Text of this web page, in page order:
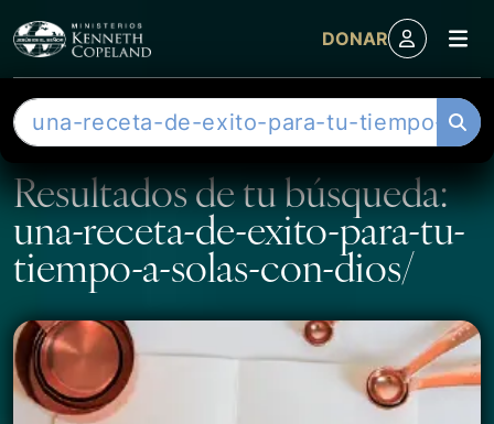
DONAR
B
u
c
r
Resultados de tu búsqueda:
una-receta-de-exito-para-tu-
tiempo-a-solas-con-dios/